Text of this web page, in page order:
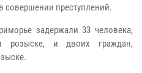
совершении преступлений.
задержали 33 человека,
розыске, и двоих граждан,